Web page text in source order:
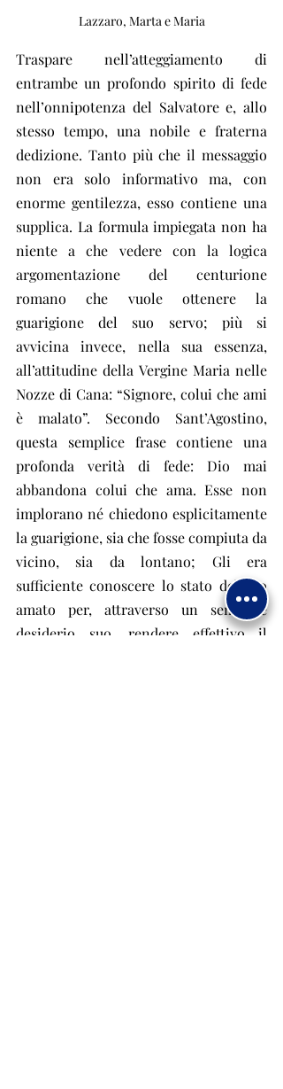
Lazzaro, Marta e Maria
Traspare nell’atteggiamento di
entrambe un profondo spirito di fede
nell’onnipotenza del Salvatore e, allo
stesso tempo, una nobile e fraterna
dedizione. Tanto più che il messaggio
non era solo informativo ma, con
enorme gentilezza, esso contiene una
supplica. La formula impiegata non ha
niente a che vedere con la logica
argomentazione del centurione
romano che vuole ottenere la
guarigione del suo servo; più si
avvicina invece, nella sua essenza,
all’attitudine della Vergine Maria nelle
Nozze di Cana: “Signore, colui che ami
è malato”. Secondo Sant’Agostino,
questa semplice frase contiene una
profonda verità di fede: Dio mai
abbandona colui che ama. Esse non
implorano né chiedono esplicitamente
la guarigione, sia che fosse compiuta da
vicino, sia da lontano; Gli era
sufficiente conoscere lo stato del suo
amato per, attraverso un semplice
desiderio suo, rendere effettivo il